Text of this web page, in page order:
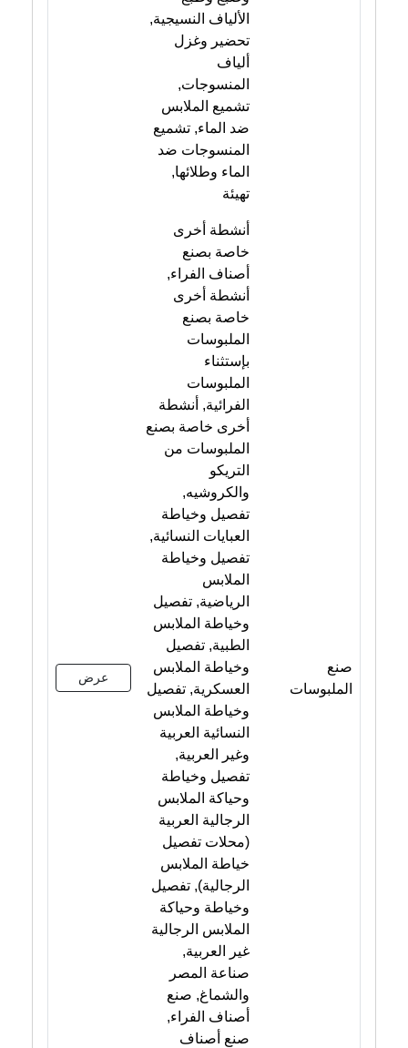
الألياف النسيجية,
تحضير وغزل
ألياف
المنسوجات,
تشميع الملابس
ضد الماء, تشميع
المنسوجات ضد
الماء وطلائها,
تهيئة
صنع
الملبوسات
أنشطة أخرى
خاصة بصنع
أصناف الفراء,
أنشطة أخرى
خاصة بصنع
الملبوسات
بإستثناء
الملبوسات
الفرائية, أنشطة
أخرى خاصة بصنع
الملبوسات من
التريكو
والكروشيه,
تفصيل وخياطة
العبايات النسائية,
تفصيل وخياطة
الملابس
الرياضية, تفصيل
وخياطة الملابس
الطبية, تفصيل
وخياطة الملابس
العسكرية, تفصيل
وخياطة الملابس
النسائية العربية
وغير العربية,
تفصيل وخياطة
وحياكة الملابس
الرجالية العربية
(محلات تفصيل
خياطة الملابس
الرجالية), تفصيل
وخياطة وحياكة
الملابس الرجالية
غير العربية,
صناعة المصر
والشماغ, صنع
أصناف الفراء,
صنع أصناف
عرض